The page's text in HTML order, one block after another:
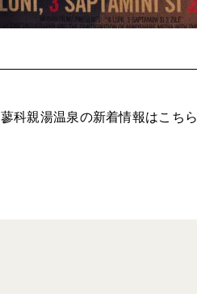
蓼科親湯温泉の新着情報はこちら